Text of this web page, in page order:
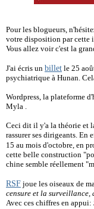
Pour les blogueurs,
votre disposition par cette
Vous allez voir c'est la
J'ai écris un billet le 25
psychiatrique à Hunan.
Wordpress, la plateforme
Myla .
Ceci dit il y'a la théorie et
rassurer ses dirigeants.
15 au mois d'octobre, en
cette belle construction
chine semble réellement
RSF joue les oiseaux de
censure et la surveillance,
Avec ces chiffres en appui: